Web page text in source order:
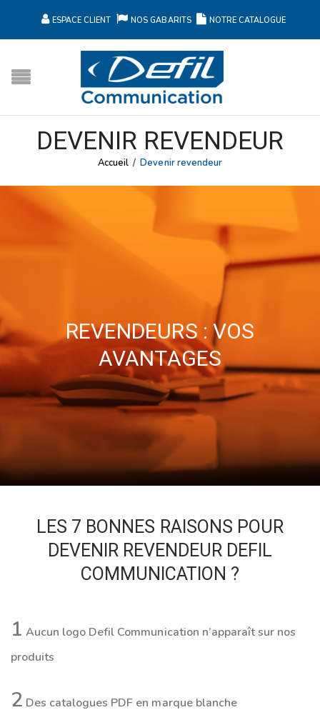
ESPACE CLIENT NOS GABARITS NOTRE CATALOGUE
DEVENIR REVENDEUR
Accueil / Devenir revendeur
REVENDEURS : VOS
AVANTAGES
LES 7 BONNES RAISONS POUR
DEVENIR REVENDEUR DEFIL
COMMUNICATION ?
1 Aucun logo Defil Communication n’apparaît sur nos
produits
2 Des catalogues PDF en marque blanche